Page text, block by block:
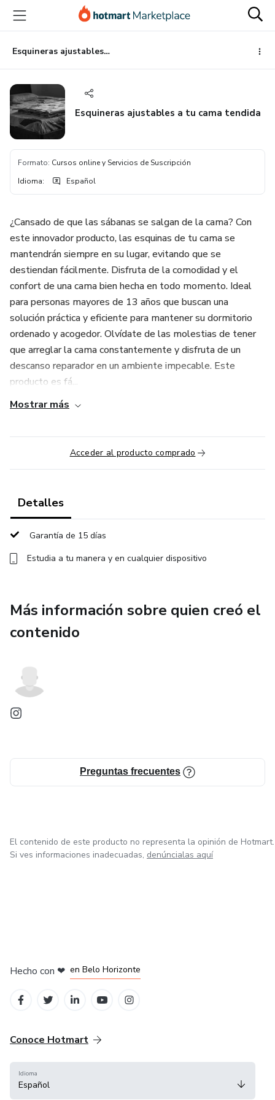
principal
página
de
página
Esquineras ajustables a tu cama tendida
Esquineras ajustables a tu cama tendida
Formato: Cursos online y Servicios de Suscripción
Idioma: Español
¿Cansado de que las sábanas se salgan de la cama? Con
este innovador producto, las esquinas de tu cama se
mantendrán siempre en su lugar, evitando que se
destiendan fácilmente. Disfruta de la comodidad y el
confort de una cama bien hecha en todo momento. Ideal
para personas mayores de 13 años que buscan una
solución práctica y eficiente para mantener su dormitorio
ordenado y acogedor. Olvídate de las molestias de tener
que arreglar la cama constantemente y disfruta de un
descanso reparador en un ambiente impecable. Este
producto es fá...
Mostrar más
Acceder al producto comprado
Detalles
Garantía de 15 días
Estudia a tu manera y en cualquier dispositivo
Más información sobre quien creó el
contenido
Preguntas frecuentes
El contenido de este producto no representa la opinión de Hotmart.
Si ves informaciones inadecuadas, denúncialas aquí
Hecho con ❤ en Belo Horizonte
Conoce Hotmart
Idioma
Español